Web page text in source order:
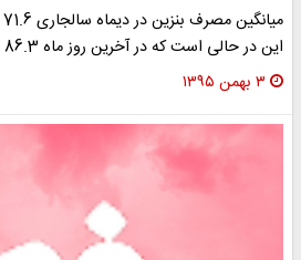
این در حالی است که در آخرین روز ماه 86.3 میلیون…
۳ بهمن ۱۳۹۵